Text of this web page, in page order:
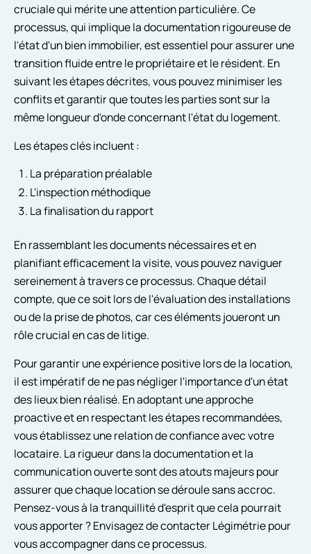
cruciale qui mérite une attention particulière. Ce
processus, qui implique la documentation rigoureuse de
l'état d'un bien immobilier, est essentiel pour assurer une
transition fluide entre le propriétaire et le résident. En
suivant les étapes décrites, vous pouvez minimiser les
conflits et garantir que toutes les parties sont sur la
même longueur d'onde concernant l'état du logement.
Les étapes clés incluent :
La préparation préalable
L'inspection méthodique
La finalisation du rapport
En rassemblant les documents nécessaires et en
planifiant efficacement la visite, vous pouvez naviguer
sereinement à travers ce processus. Chaque détail
compte, que ce soit lors de l'évaluation des installations
ou de la prise de photos, car ces éléments joueront un
rôle crucial en cas de litige.
Pour garantir une expérience positive lors de la location,
il est impératif de ne pas négliger l'importance d'un état
des lieux bien réalisé. En adoptant une approche
proactive et en respectant les étapes recommandées,
vous établissez une relation de confiance avec votre
locataire. La rigueur dans la documentation et la
communication ouverte sont des atouts majeurs pour
assurer que chaque location se déroule sans accroc.
Pensez-vous à la tranquillité d'esprit que cela pourrait
vous apporter ? Envisagez de contacter Légimétrie pour
vous accompagner dans ce processus.